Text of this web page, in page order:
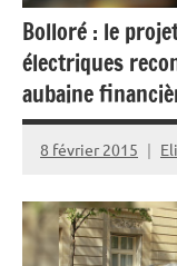
Bolloré : le
électriques
aubaine
8 février 2015